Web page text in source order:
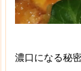
濃口になる秘